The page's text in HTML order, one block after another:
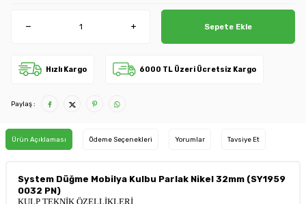
Sepete Ekle
Hızlı Kargo 6000 TL Üzeri Ücretsiz Kargo
Paylaş :
Ürün Açıklaması Ödeme Seçenekleri Yorumlar Tavsiye Et
System Düğme Mobilya Kulbu Parlak Nikel 32mm (SY1959
0032 PN)
KULP TEKNİK ÖZELLİKLERİ